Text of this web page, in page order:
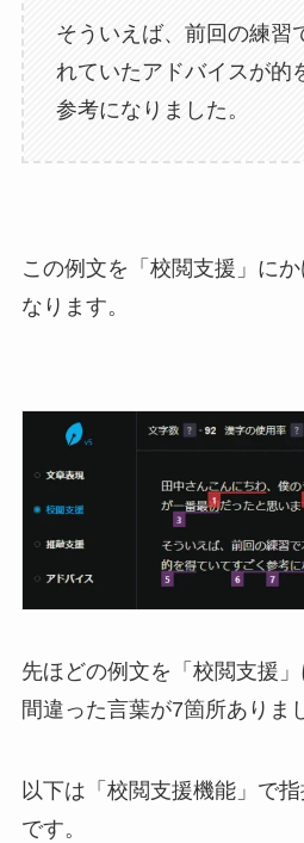
そういえば、前回の練習
れていたアドバイスが的
参考になりました。
この例文を「校閲支援」に
なります。
先ほどの例文を「校閲支援
間違った言葉が7箇所ありま
以下は「校閲支援機能」で
です。